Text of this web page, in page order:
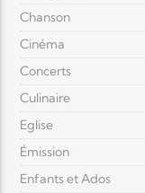
Chanson
Cinéma
Concerts
Culinaire
Eglise
Émission
Enfants et Ados